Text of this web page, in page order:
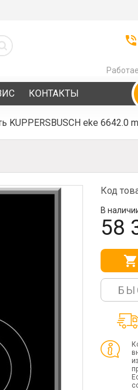
КОНТАКТЫ
KUPPERSBUSCH eke 6642.0 m
Код
В
58